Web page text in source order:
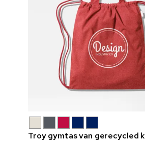
Troy gymtas van gerecycled